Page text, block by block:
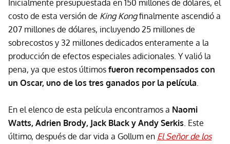
Inicialmente presupuestada en 150 millones de dólares, el
costo de esta versión de King Kongfinalmente ascendió a
207 millones de dólares, incluyendo 25 millones de
sobrecostos y 32 millones dedicados enteramente a la
producción de efectos especiales adicionales. Y valió la
pena, ya que estos últimos fueron recompensados con
un Oscar, uno de los tres ganados por la película.
En el elenco de esta película encontramos a Naomi
Watts, Adrien Brody, Jack Black y Andy Serkis. Este
último, después de dar vida a Gollum en El Señor de los